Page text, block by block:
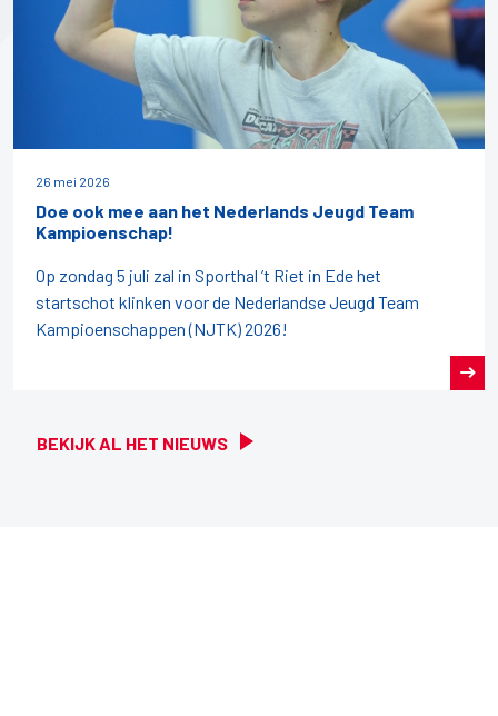
BEKIJK AL HET NIEUWS
26 mei 2026
Doe ook mee aan het Nederlands Jeugd Team
Kampioenschap!
Op zondag 5 juli zal in Sporthal ’t Riet in Ede het
startschot klinken voor de Nederlandse Jeugd Team
Kampioenschappen (NJTK) 2026!